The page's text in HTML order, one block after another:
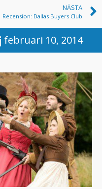
NÄSTA
Recension: Dallas Buyers Club
februari 10, 2014